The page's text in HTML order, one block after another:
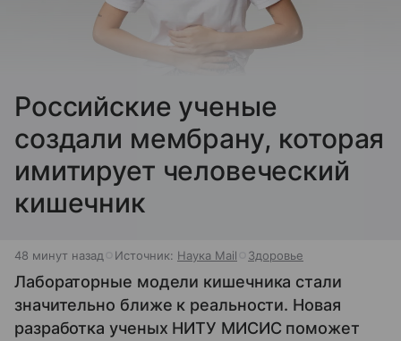
Российские ученые
создали мембрану, которая
имитирует человеческий
кишечник
48 минут назад Источник: Наука Mail Здоровье
Лабораторные модели кишечника стали
значительно ближе к реальности. Новая
разработка ученых НИТУ МИСИС поможет